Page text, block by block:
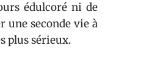
édulcoré ni de
une seconde vie à
plus sérieux.